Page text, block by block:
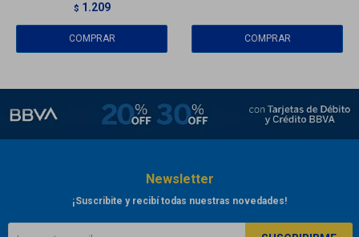
$ 1.209
Newsletter
¡Suscribite y recibí todas nuestras novedades!